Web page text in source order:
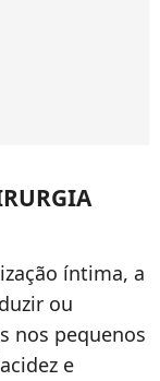
íntima, a
ou
nos pequenos
e